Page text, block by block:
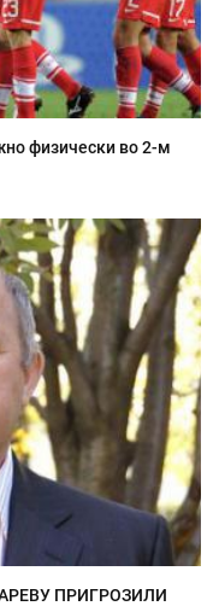
физически во 2-м
ПРИГРОЗИЛИ